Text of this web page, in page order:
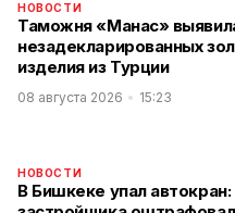
НОВОСТИ
Таможня «Манас»
незадекларированных
изделия из Турции
08 августа 2026 15:23
НОВОСТИ
В Бишкеке упал автокран: